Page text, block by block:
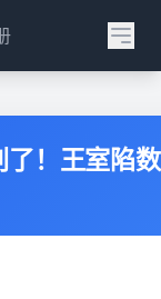
！王室陷